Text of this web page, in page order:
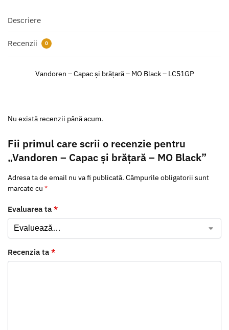
Descriere
Recenzii 0
Vandoren – Capac și brățară – MO Black – LC51GP
Nu există recenzii până acum.
Fii primul care scrii o recenzie pentru
„Vandoren – Capac și brățară – MO Black”
Adresa ta de email nu va fi publicată. Câmpurile obligatorii sunt
marcate cu *
Evaluarea ta *
Recenzia ta *